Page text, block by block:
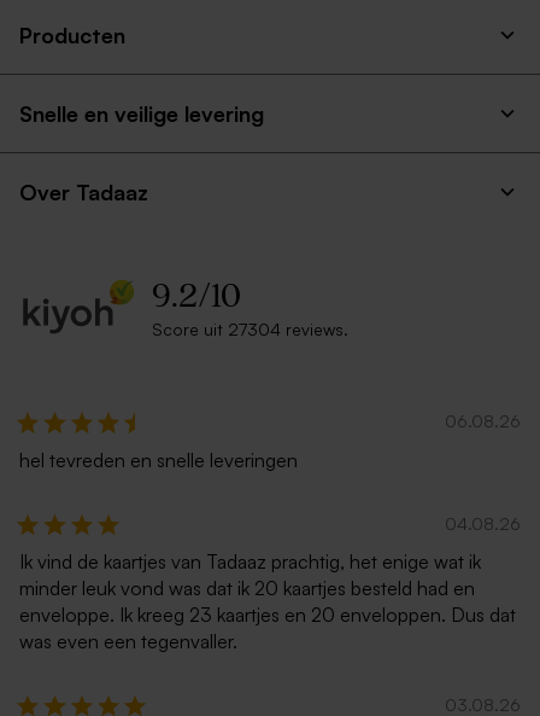
Producten
Snelle en veilige levering
Over Tadaaz
9.2/10
Score uit 27304 reviews.
06.08.26
hel tevreden en snelle leveringen
04.08.26
Ik vind de kaartjes van Tadaaz prachtig, het enige wat ik
minder leuk vond was dat ik 20 kaartjes besteld had en
enveloppe. Ik kreeg 23 kaartjes en 20 enveloppen. Dus dat
was even een tegenvaller.
03.08.26